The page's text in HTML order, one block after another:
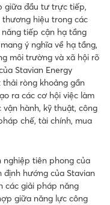
giữa đầu tư trực tiếp,
hiệu trong các
tiếp cận hạ tầng
ý nghĩa về hạ tầng,
môi trường và xã hội rõ
Stavian Energy
ròng khoảng gần
ra các cơ hội việc làm
hành, kỹ thuật, công
chế, tài chính, mua
nghiệp tiên phong của
định hướng của Stavian
các giải pháp năng
giữa năng lực công